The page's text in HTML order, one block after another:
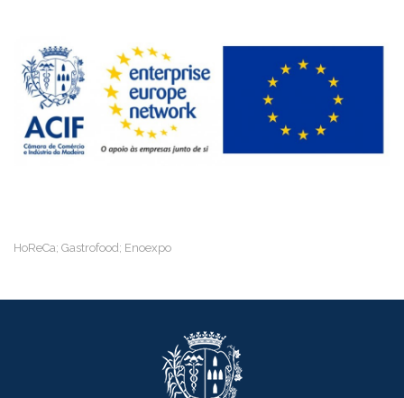
HoReCa; Gastrofood; Enoexpo